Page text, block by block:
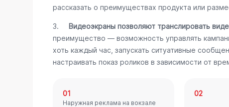
рассказать о преимуществах продукта или
3. Видеоэкраны позволяют транслировать
преимущество — возможность управлять
хоть каждый час, запускать ситуативные
настраивать показ роликов в зависимости от
01
Наружная реклама на вокзале
02